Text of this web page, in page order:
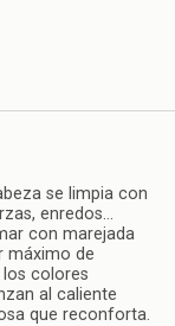
se limpia con
enredos…
con marejada
máximo de
los colores
al caliente
que reconforta.